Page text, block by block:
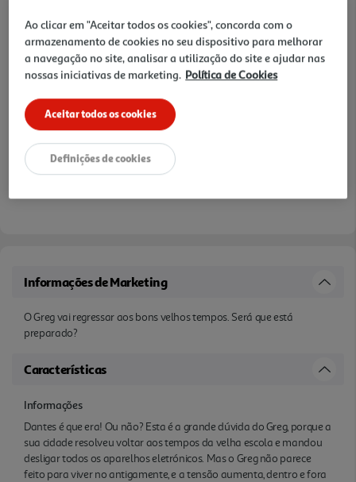
Notas de preparação
Informações de Marketing
O Greg vai regressar aos bons velhos tempos. Será que está
preparado?
Características
Informações
Dantes é que era! Ou não? Esta é a grande dúvida do Greg, porque a
sua cidade resolveu voltar aos tempos da velha escola e mandou
desligar todos os aparelhos eletrónicos. Mas o Greg não parece
feito para viver no antigamente, e a tensão aumenta, dentro e fora
Ao clicar em "Aceitar todos os cookies", concorda com o
armazenamento de cookies no seu dispositivo para melhorar
a navegação no site, analisar a utilização do site e ajudar nas
nossas iniciativas de marketing. Política de Cookies
Aceitar todos os cookies
Definições de cookies